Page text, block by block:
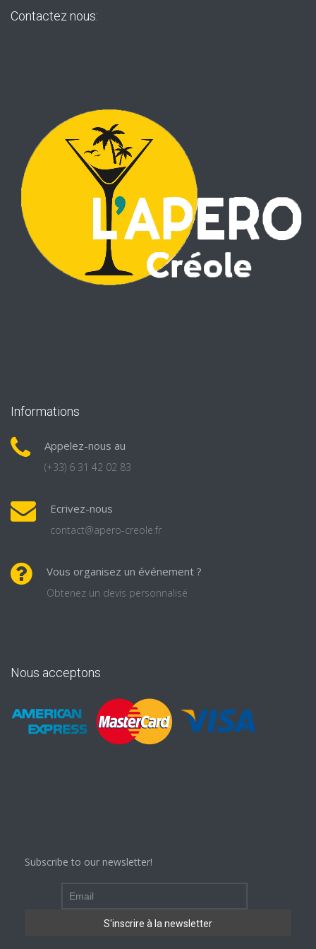
Contactez nous:
Informations
Appelez-nous au
(+33) 6 31 42 02 83
Ecrivez-nous
contact@apero-creole.fr
Vous organisez un événement ?
Obtenez un devis personnalisé
Nous acceptons
Subscribe to our newsletter!